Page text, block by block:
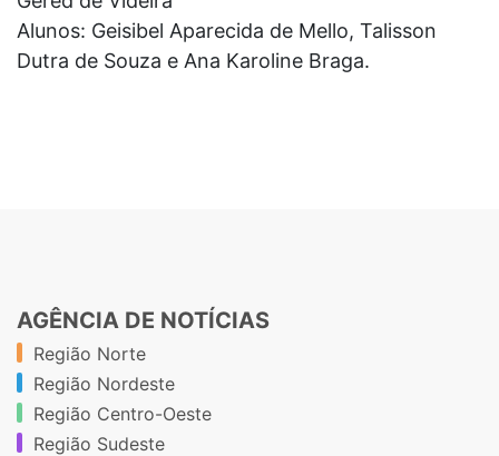
Alunos: Geisibel Aparecida de Mello, Talisson
Dutra de Souza e Ana Karoline Braga.
AGÊNCIA DE NOTÍCIAS
Região Norte
Região Nordeste
Região Centro-Oeste
Região Sudeste